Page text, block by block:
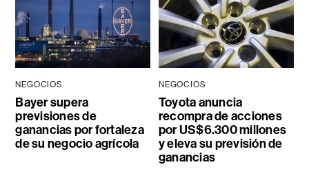
NEGOCIOS
Bayer supera
previsiones de
ganancias por fortaleza
de su negocio agrícola
NEGOCIOS
Toyota anuncia
recompra de acciones
por US$6.300 millones
y eleva su previsión de
ganancias